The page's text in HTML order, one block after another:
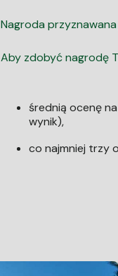
Nagroda
Aby zdobyć nagrodę
średnią ocenę
wynik),
co najmniej trzy